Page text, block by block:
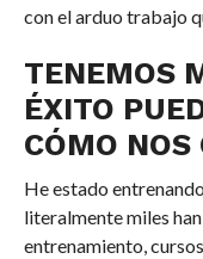
con el arduo trabajo
TENEMOS
ÉXITO
CÓMO
He estado
literalmente miles
entrenamiento,